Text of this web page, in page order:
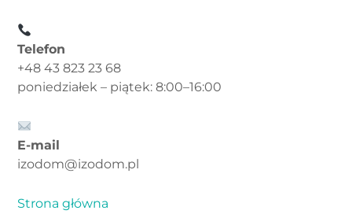
Telefon
+48 43 823 23 68
poniedziałek – piątek: 8:00–16:00
E-mail
izodom@izodom.pl
Strona główna